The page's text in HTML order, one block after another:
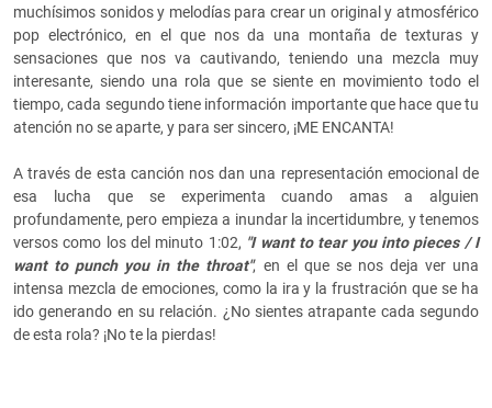
muchísimos sonidos y melodías para crear un original y atmosférico
pop electrónico, en el que nos da una montaña de texturas y
sensaciones que nos va cautivando, teniendo una mezcla muy
interesante, siendo una rola que se siente en movimiento todo el
tiempo, cada segundo tiene información importante que hace que tu
atención no se aparte, y para ser sincero, ¡ME ENCANTA!
A través de esta canción nos dan una representación emocional de
esa lucha que se experimenta cuando amas a alguien
profundamente, pero empieza a inundar la incertidumbre, y tenemos
versos como los del minuto 1:02, "I want to tear you into pieces / I
want to punch you in the throat", en el que se nos deja ver una
intensa mezcla de emociones, como la ira y la frustración que se ha
ido generando en su relación. ¿No sientes atrapante cada segundo
de esta rola? ¡No te la pierdas!